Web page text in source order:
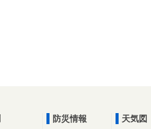
防災情報
天気図